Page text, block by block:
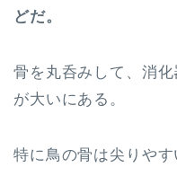
どだ。
骨を丸呑みして、消
が大いにある。
特に鳥の骨は尖りやす